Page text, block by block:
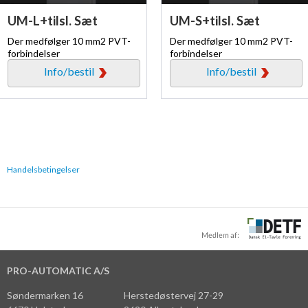
UM-L+tilsl. Sæt
Der medfølger 10 mm2 PVT-
forbindelser
Info/bestil
UM-S+tilsl. Sæt
Der medfølger 10 mm2 PVT-
forbindelser
Info/bestil
Handelsbetingelser
PRO-AUTOMATIC A/S
Søndermarken 16
Herstedøstervej 27-29